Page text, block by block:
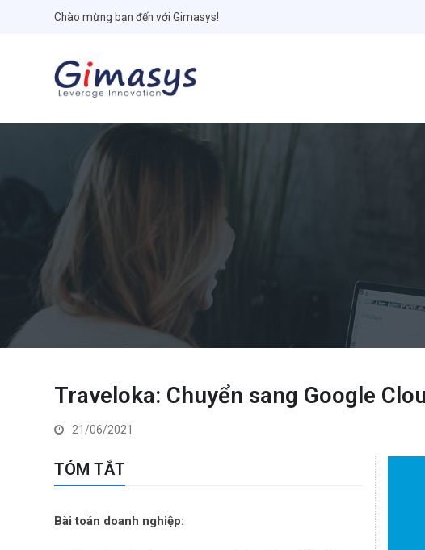
Chào mừng bạn đến với Gimasys!
Traveloka: Chuyển sang Google
21/06/2021
TÓM TẮT
Bài toán doanh nghiệp: